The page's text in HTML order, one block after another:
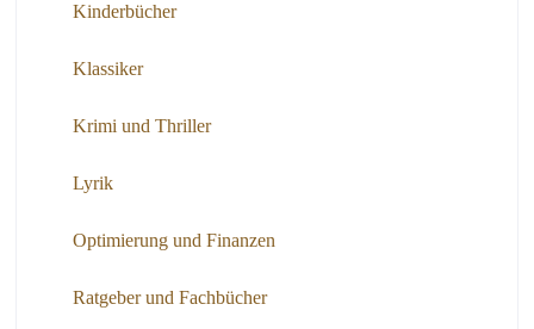
Kinderbücher
Klassiker
Krimi und Thriller
Lyrik
Optimierung und Finanzen
Ratgeber und Fachbücher